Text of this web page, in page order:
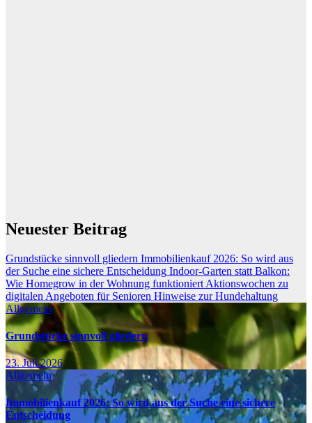
Neuester Beitrag
Grundstücke sinnvoll gliedern Immobilienkauf 2026: So wird aus
der Suche eine sichere Entscheidung Indoor-Garten statt Balkon:
Wie Homegrow in der Wohnung funktioniert Aktionswochen zu
digitalen Angeboten für Senioren Hinweise zur Hundehaltung
Allgemein
Grundstücke sinnvoll gliedern
23. Juli 2026
Allgemein
Immobilienkauf 2026: So wird aus der Suche eine sichere
Entscheidung